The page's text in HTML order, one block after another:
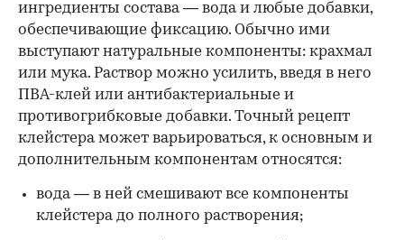
ингредиенты состава — вода и любые добавки,
обеспечивающие фиксацию. Обычно ими
выступают натуральные компоненты: крахмал
или мука. Раствор можно усилить, введя в него
ПВА-клей или антибактериальные и
противогрибковые добавки. Точный рецепт
клейстера может варьироваться, к основным и
дополнительным компонентам относятся:
вода — в ней смешивают все компоненты
клейстера до полного растворения;